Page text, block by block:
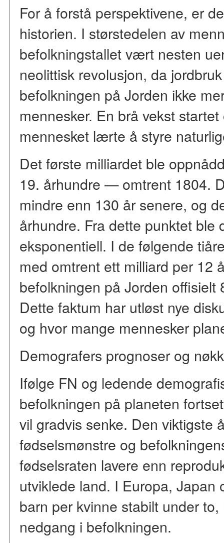
For å forstå perspektivene, er
historien. I størstedelen av
befolkningstallet vært nesten
neolittisk revolusjon, da
befolkningen på Jorden ikke
mennesker. En brå vekst
mennesket lærte å styre
Det første milliardet ble
19. århundre — omtrent 1804.
mindre enn 130 år senere, og
århundre. Fra dette punktet ble
eksponentiell. I de følgende
med omtrent ett milliard per 12
befolkningen på Jorden offisielt
Dette faktum har utløst nye
og hvor mange mennesker
Demografers prognoser og
Ifølge FN og ledende
befolkningen på planeten
vil gradvis senke. Den viktigste
fødselsmønstre og
fødselsraten lavere enn
utviklede land. I Europa, Japan
barn per kvinne stabilt under
nedgang i befolkningen.